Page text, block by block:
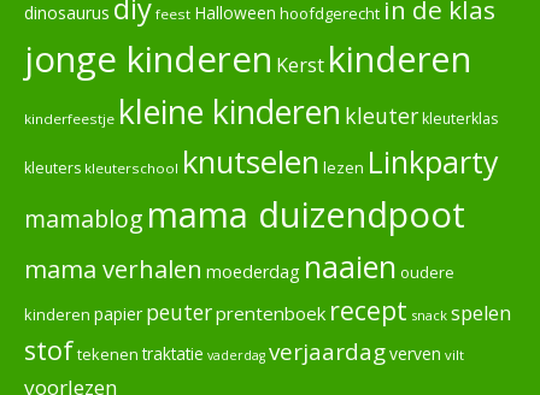
dinosaurus
feest Halloween hoofdgerecht in de klas
jonge kinderen Kerst kinderen
kinderfeestje kleine kinderen kleuterkleuterklas
kleuters kleuterschool knutselen lezen Linkparty
mamablog mama duizendpoot
mama verhalen moederdag naaien oudere
kinderen papier peuterprentenboek recept snack spelen
stoftekenen traktatie vaderdag verjaardagverven vilt
voorlezen